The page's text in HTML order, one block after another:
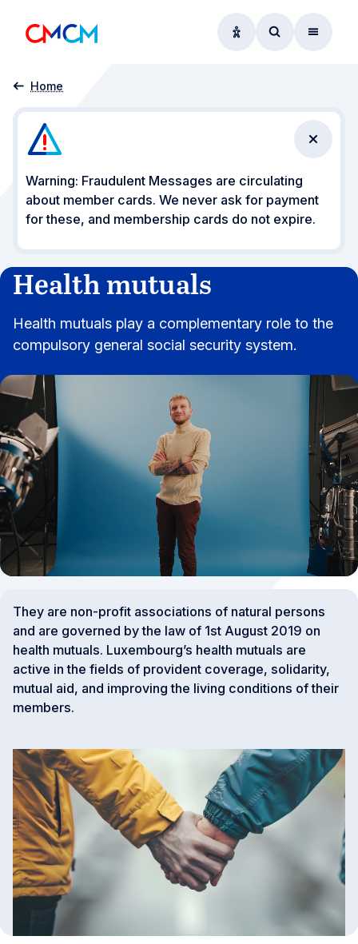
Accessibility
AccessMenu
Home
Health mutual
Warning: Fraudulent Messages are circulating
about member cards. We never ask for payment
for these, and membership cards do not expire.
Close
Health mutuals
Health mutuals play a complementary role to the
compulsory general social security system.
They are non-profit associations of natural persons
and are governed by the law of 1st August 2019 on
health mutuals. Luxembourg’s health mutuals are
active in the fields of provident coverage, solidarity,
mutual aid, and improving the living conditions of their
members.